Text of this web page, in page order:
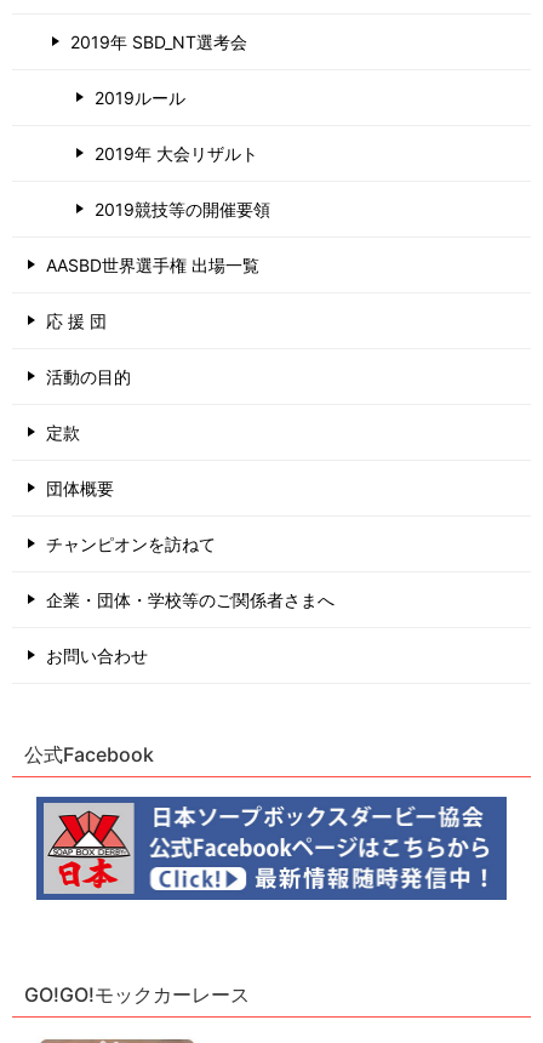
2019年 SBD_NT選考会
2019ルール
2019年 大会リザルト
2019競技等の開催要領
AASBD世界選手権 出場一覧
応 援 団
活動の目的
定款
団体概要
チャンピオンを訪ねて
企業・団体・学校等のご関係者さまへ
お問い合わせ
公式Facebook
GO!GO!モックカーレース